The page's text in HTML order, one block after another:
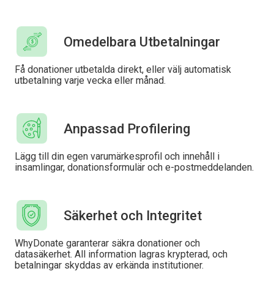
Omedelbara Utbetalningar
Få donationer utbetalda direkt, eller välj automatisk
utbetalning varje vecka eller månad.
Anpassad Profilering
Lägg till din egen varumärkesprofil och innehåll i
insamlingar, donationsformulär och e-postmeddelanden.
Säkerhet och Integritet
WhyDonate garanterar säkra donationer och
datasäkerhet. All information lagras krypterad, och
betalningar skyddas av erkända institutioner.